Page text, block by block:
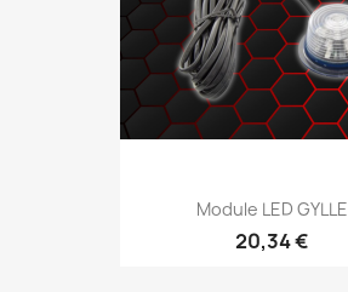
Module LED GYLLE
20,34 €